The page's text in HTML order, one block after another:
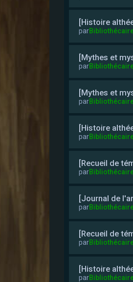
[Histoire
par
[Mythes et
par
[Mythes et
par
[Histoire
par
[Recueil de
par
[Journal de
par
[Recueil de
par
[Histoire
par